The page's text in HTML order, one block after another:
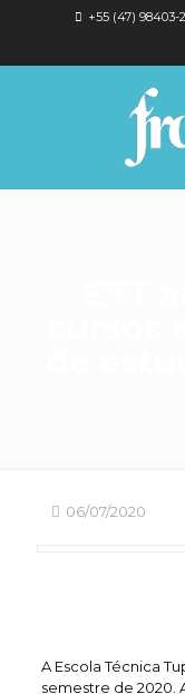
+55 (47) 98403-
06/07/2020
A Escola Técnica
semestre de 2020.